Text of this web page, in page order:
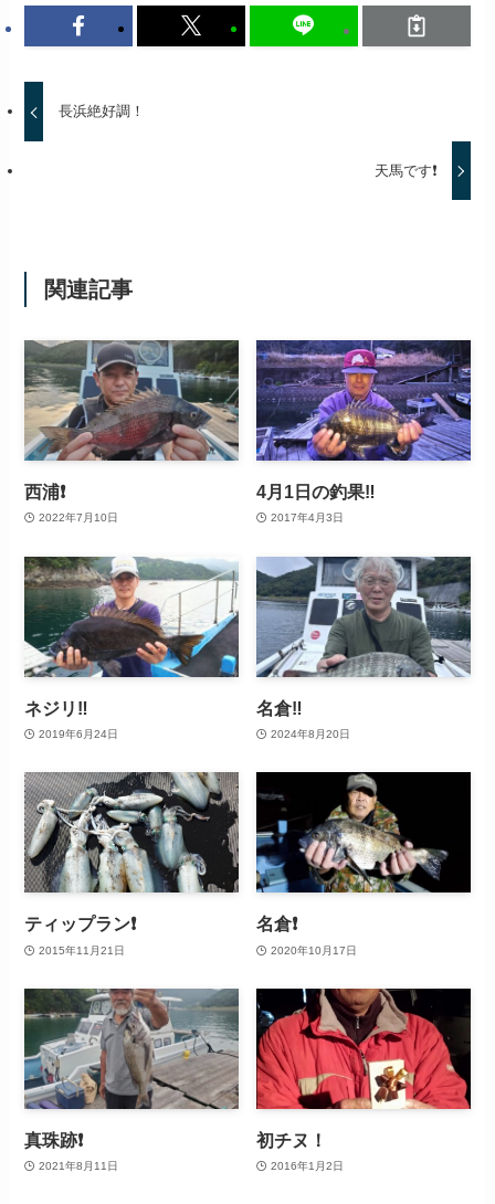
長浜絶好調！
天馬です❗
関連記事
西浦❗
2022年7月10日
4月1日の釣果‼️
2017年4月3日
ネジリ‼️
2019年6月24日
名倉‼️
2024年8月20日
ティップラン❗
2015年11月21日
名倉❗
2020年10月17日
真珠跡❗
2021年8月11日
初チヌ！
2016年1月2日